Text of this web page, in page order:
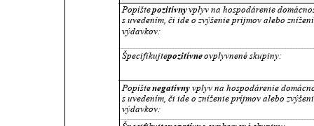
Popíšte pozitívny vplyv na hospodárenie
s uvedením, či ide o zvýšenie príjmov alebo
výdavkov:
Špecifikujte pozitívne ovplyvnené skupiny:
Popíšte negatívny vplyv na hospodárenie
s uvedením, či ide o zníženie príjmov alebo
výdavkov: